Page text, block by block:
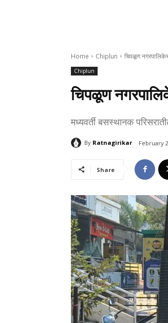
Home Chiplun चिपळूण
Chiplun
चिपळूण
मध्यवर्ती बसस्थानक
By Ratnagirikar February
Share